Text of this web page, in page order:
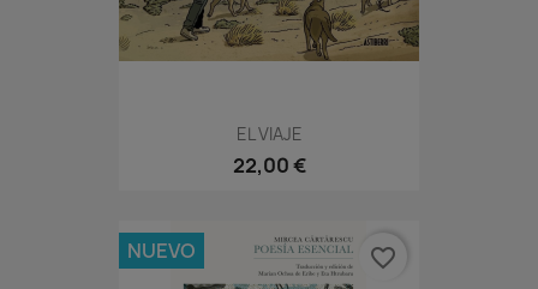
EL VIAJE
22,00 €
NUEVO favorite_border